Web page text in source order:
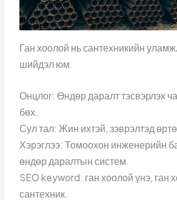
Ган хоолой нь сантехникийн
шийдэл юм.
Онцлог: Өндөр даралт тэсвэрлэх
бөх.
Сул тал: Жин ихтэй, зэврэлтэд
Хэрэглээ: Томоохон инженерийн
өндөр даралтын систем.
SEO keyword: ган хоолой үнэ, ган
сантехник.